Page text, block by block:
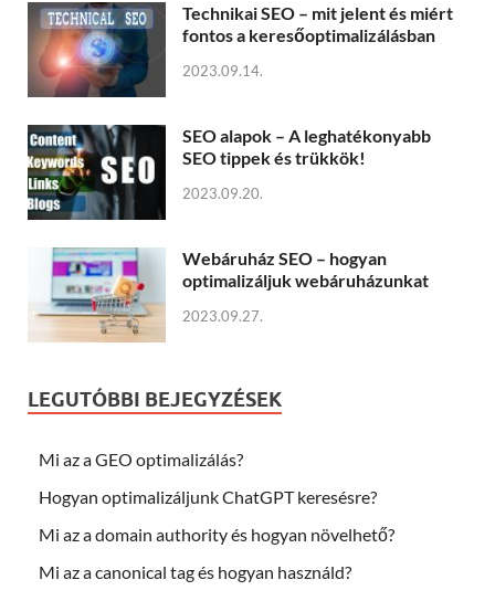
Technikai SEO – mit jelent és miért
fontos a keresőoptimalizálásban
2023.09.14.
SEO alapok – A leghatékonyabb
SEO tippek és trükkök!
2023.09.20.
Webáruház SEO – hogyan
optimalizáljuk webáruházunkat
2023.09.27.
LEGUTÓBBI BEJEGYZÉSEK
Mi az a GEO optimalizálás?
Hogyan optimalizáljunk ChatGPT keresésre?
Mi az a domain authority és hogyan növelhető?
Mi az a canonical tag és hogyan használd?